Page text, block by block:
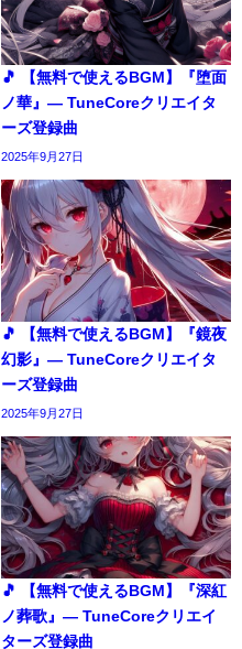
🎵 【無料で使えるBGM】『堕面
ノ華』― TuneCoreクリエイタ
ーズ登録曲
2025年9月27日
🎵 【無料で使えるBGM】『鏡夜
幻影』― TuneCoreクリエイタ
ーズ登録曲
2025年9月27日
🎵 【無料で使えるBGM】『深紅
ノ葬歌』― TuneCoreクリエイ
ターズ登録曲